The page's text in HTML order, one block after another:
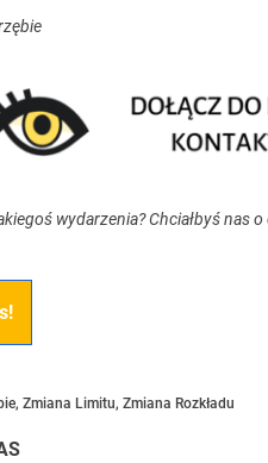
wydarzenia? Chciałbyś nas
, Zmiana Limitu, Zmiana Rozkładu